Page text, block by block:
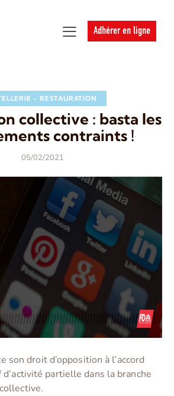
Adhérer en ligne
- RESTAURATION
collective : basta les
contraints !
05/02/2021
son droit d’opposition à l’accord
partielle dans la branche